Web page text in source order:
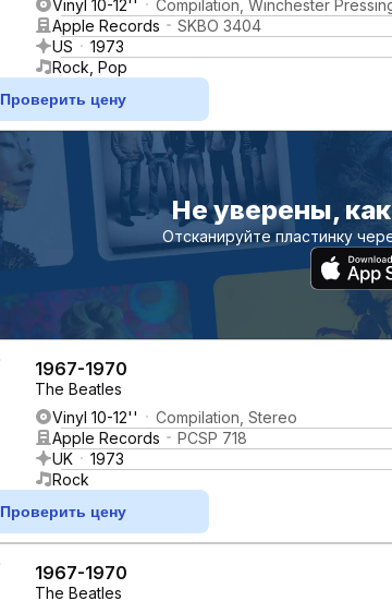
Vinyl 10-12''
Compilation, Winchester
Apple Records
SKBO 3404
US
1973
Rock, Pop
Проверить цену
Не уверены,
Отсканируйте пластинку
1967-1970
The Beatles
Vinyl 10-12''
Compilation, Stereo
Apple Records
PCSP 718
UK
1973
Rock
Проверить цену
1967-1970
The Beatles